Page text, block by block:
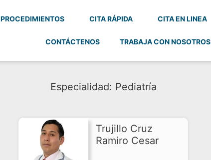
PROCEDIMIENTOS CITA RÁPIDA CITA EN LINEA
CONTÁCTENOS TRABAJA CON NOSOTROS
Especialidad: Pediatría
Trujillo Cruz
Ramiro Cesar